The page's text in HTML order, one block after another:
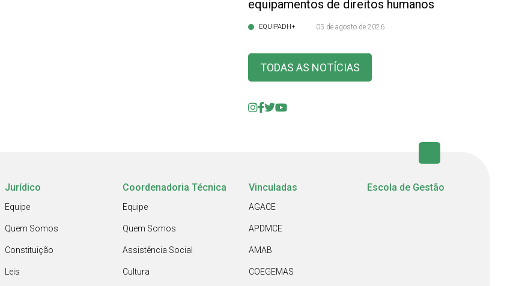
equipamentos de direitos humanos
EQUIPADH+ 05 de agosto de 2026
TODAS AS NOTÍCIAS
Jurídico
Equipe
Quem Somos
Constituição
Leis
Coordenadoria Técnica
Equipe
Quem Somos
Assistência Social
Cultura
Vinculadas
AGACE
APDMCE
AMAB
COEGEMAS
Escola de Gestão